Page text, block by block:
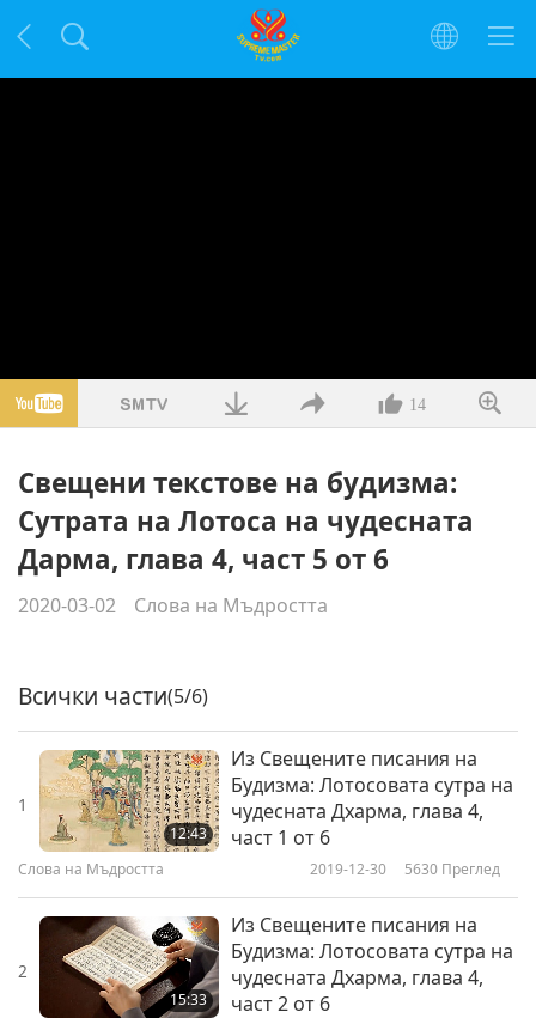
14
Свещени текстове на будизма:
Сутрата на Лотоса на чудесната
Дарма, глава 4, част 5 от 6
2020-03-02 Слова на Мъдростта
Всички части(5/6)
1
12:43
Из Свещените писания на
Будизма: Лотосовата сутра на
чудесната Дхарма, глава 4,
част 1 от 6
Слова на Мъдростта 2019-12-30 5630 Преглед
2
15:33
Из Свещените писания на
Будизма: Лотосовата сутра на
чудесната Дхарма, глава 4,
част 2 от 6